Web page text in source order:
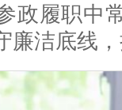
政履职中
廉洁底线